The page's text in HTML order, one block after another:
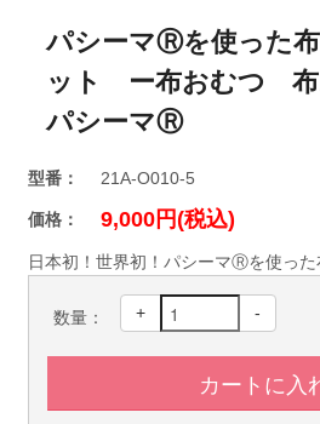
パシーマⓇを使った
ット ー布おむつ
パシーマⓇ
型番： 21A-O010-5
価格： 9,000円(税込)
日本初！世界初！パシーマⓇを使った
数量： + -